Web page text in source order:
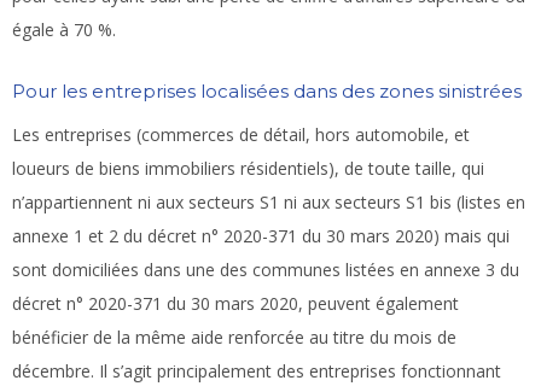
égale à 70 %.
Pour les entreprises localisées dans des zones sinistrées
Les entreprises (commerces de détail, hors automobile, et
loueurs de biens immobiliers résidentiels), de toute taille, qui
n’appartiennent ni aux secteurs S1 ni aux secteurs S1 bis (listes en
annexe 1 et 2 du décret n° 2020-371 du 30 mars 2020) mais qui
sont domiciliées dans une des communes listées en annexe 3 du
décret n° 2020-371 du 30 mars 2020, peuvent également
bénéficier de la même aide renforcée au titre du mois de
décembre. Il s’agit principalement des entreprises fonctionnant